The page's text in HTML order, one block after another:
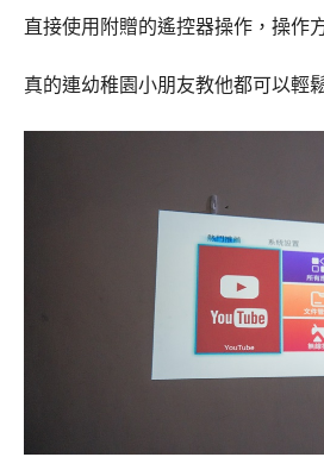
直接使用附贈的遙控器操作，操作
真的連幼稚園小朋友教他都可以輕